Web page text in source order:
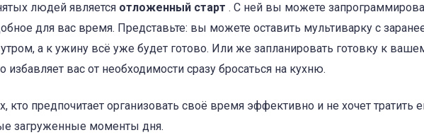
людей является отложенный старт . С ней вы можете
для вас время. Представьте: вы можете оставить мультиварку с
а к ужину всё уже будет готово. Или же запланировать готовку к
вас от необходимости сразу бросаться на кухню.
кто предпочитает организовать своё время эффективно и не хочет тратить
загруженные моменты дня.